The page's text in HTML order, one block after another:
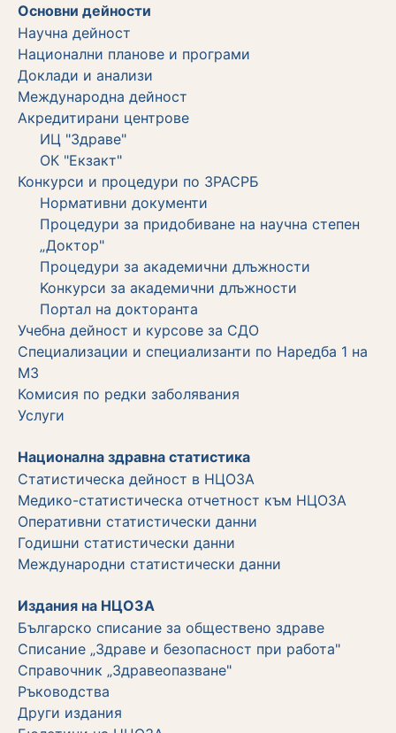
Основни дейности
Научна дейност
Национални планове и програми
Доклади и анализи
Международна дейност
Акредитирани центрове
ИЦ "Здраве"
ОК "Екзакт"
Конкурси и процедури по ЗРАСРБ
Нормативни документи
Процедури за придобиване на научна степен
„Доктор"
Процедури за академични длъжности
Koнкурси за академични длъжности
Портал на докторанта
Учебна дейност и курсове за СДО
Специализации и специализанти по Наредба 1 на
МЗ
Комисия по редки заболявания
Услуги
Национална здравна статистика
Статистическа дейност в НЦОЗА
Медико-статистическа отчетност към НЦОЗА
Оперативни статистически данни
Годишни статистически данни
Международни статистически данни
Издания на НЦОЗА
Българско списание за обществено здраве
Списание „Здраве и безопасност при работа"
Справочник „Здравеопазване"
Ръководства
Други издания